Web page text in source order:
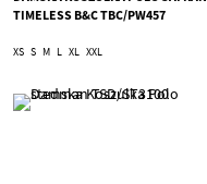
TIMELESS B&C TBC/PW457
XS S M L XL XXL